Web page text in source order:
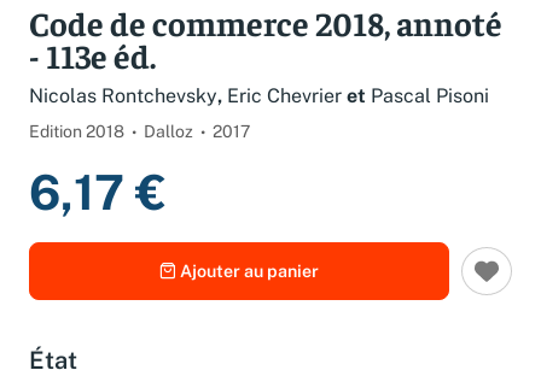
Code de commerce 2018, annoté
- 113e éd.
Nicolas Rontchevsky, Eric Chevrier et Pascal Pisoni
Edition 2018 Dalloz 2017
6,17 €
Ajouter au panier
État